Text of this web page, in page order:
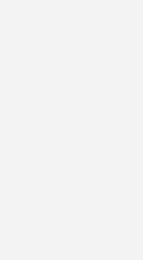
de 2014. El
termina bien. Que